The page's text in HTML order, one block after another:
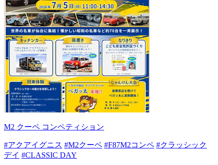
M2 クーペ コンペティション
#アクアイグニス #M2クーペ #F87M2コンペ #クラッシック
デイ #CLASSIC DAY